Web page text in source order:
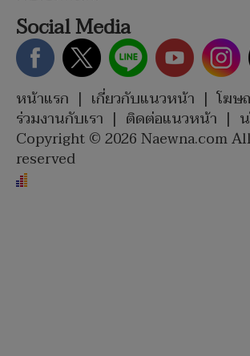
Social Media
หน้าแรก | เกี่ยวกับแนวหน้า | โฆษ
ร่วมงานกับเรา | ติดต่อแนวหน้า |
Copyright © 2026 Naewna.com
reserved